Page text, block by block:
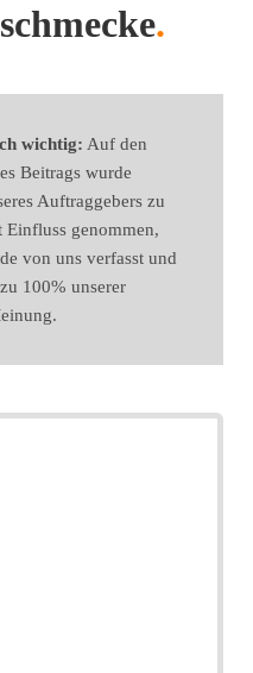
.
wichtig: Auf den
Beitrags wurde
Auftraggebers zu
Einfluss genommen,
von uns verfasst und
100% unserer